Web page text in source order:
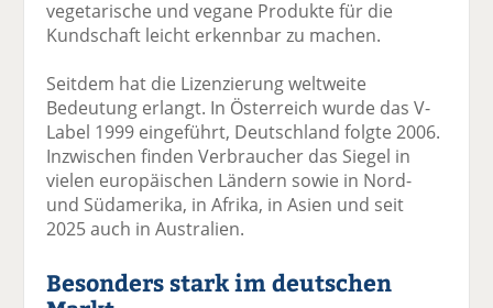
vegetarische und vegane Produkte für die
Kundschaft leicht erkennbar zu machen.
Seitdem hat die Lizenzierung weltweite
Bedeutung erlangt. In Österreich wurde das V-
Label 1999 eingeführt, Deutschland folgte 2006.
Inzwischen finden Verbraucher das Siegel in
vielen europäischen Ländern sowie in Nord-
und Südamerika, in Afrika, in Asien und seit
2025 auch in Australien.
Besonders stark im deutschen